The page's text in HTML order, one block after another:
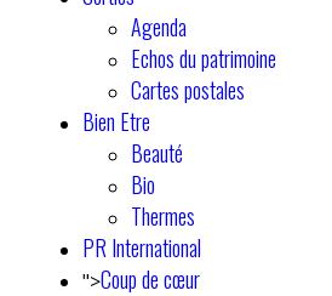
Agenda
Echos du patrimoine
Cartes postales
Bien Etre
Beauté
Bio
Thermes
PR International
">Coup de cœur